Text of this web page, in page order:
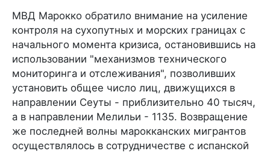
МВД Марокко обратило внимание на усиление
контроля на сухопутных и морских границах с
начального момента кризиса, остановившись на
использовании "механизмов технического
мониторинга и отслеживания", позволивших
установить общее число лиц, движущихся в
направлении Сеуты - приблизительно 40 тысяч,
а в направлении Мелильи - 1135. Возвращение
же последней волны марокканских мигрантов
осуществлялось в сотрудничестве с испанской